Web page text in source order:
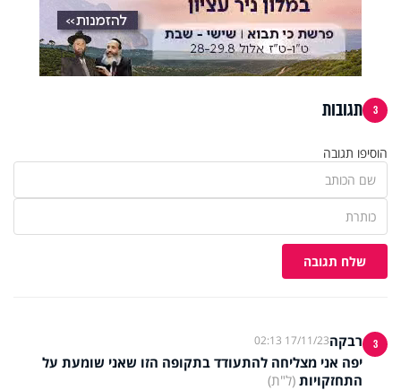
3 תגובות
הוסיפו תגובה
שלח תגובה
3 רבקה17/11/23 02:13
יפה אני מצליחה להתעודד בתקופה הזו שאני שומעת על
התחזקויות (ל"ת)